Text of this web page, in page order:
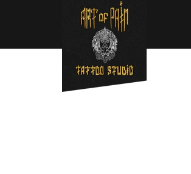
Перейти к основному содержанию
Строка